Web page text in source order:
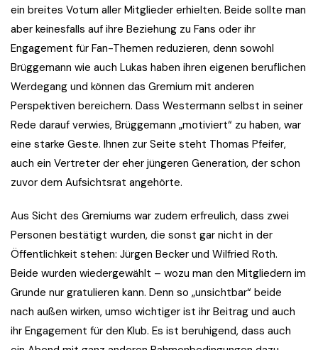
ein breites Votum aller Mitglieder erhielten. Beide sollte man
aber keinesfalls auf ihre Beziehung zu Fans oder ihr
Engagement für Fan-Themen reduzieren, denn sowohl
Brüggemann wie auch Lukas haben ihren eigenen beruflichen
Werdegang und können das Gremium mit anderen
Perspektiven bereichern. Dass Westermann selbst in seiner
Rede darauf verwies, Brüggemann „motiviert“ zu haben, war
eine starke Geste. Ihnen zur Seite steht Thomas Pfeifer,
auch ein Vertreter der eher jüngeren Generation, der schon
zuvor dem Aufsichtsrat angehörte.
Aus Sicht des Gremiums war zudem erfreulich, dass zwei
Personen bestätigt wurden, die sonst gar nicht in der
Öffentlichkeit stehen: Jürgen Becker und Wilfried Roth.
Beide wurden wiedergewählt – wozu man den Mitgliedern im
Grunde nur gratulieren kann. Denn so „unsichtbar“ beide
nach außen wirken, umso wichtiger ist ihr Beitrag und auch
ihr Engagement für den Klub. Es ist beruhigend, dass auch